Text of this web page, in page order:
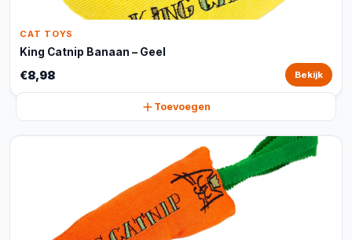
CAT TOYS
King Catnip Banaan – Geel
€8,98 Bekijk
Toevoegen